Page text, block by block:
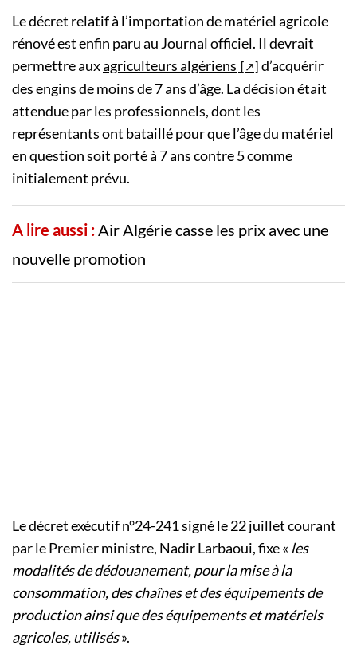
Le décret relatif à l’importation de matériel agricole
rénové est enfin paru au Journal officiel. Il devrait
permettre auxagriculteurs algériens
d’acquérir
des engins de moins de 7 ans d’âge. La décision était
attendue par les professionnels, dont les
représentants ont bataillé pour que l’âge du matériel
en question soit porté à 7 ans contre 5 comme
initialement prévu.
A lire aussi : Air Algérie casse les prix avec une
nouvelle promotion
Le décret exécutif n°24-241 signé le 22 juillet courant
par le Premier ministre, Nadir Larbaoui, fixe « les
modalités de dédouanement, pour la mise à la
consommation, des chaînes et des équipements de
production ainsi que des équipements et matériels
agricoles, utilisés».